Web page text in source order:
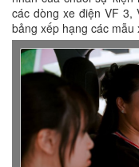
các dòng xe điện VF 3,
bảng xếp hạng các